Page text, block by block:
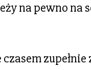
na pewno